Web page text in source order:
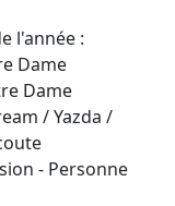
l'année :
Dame
Dame
/ Yazda /
- Personne